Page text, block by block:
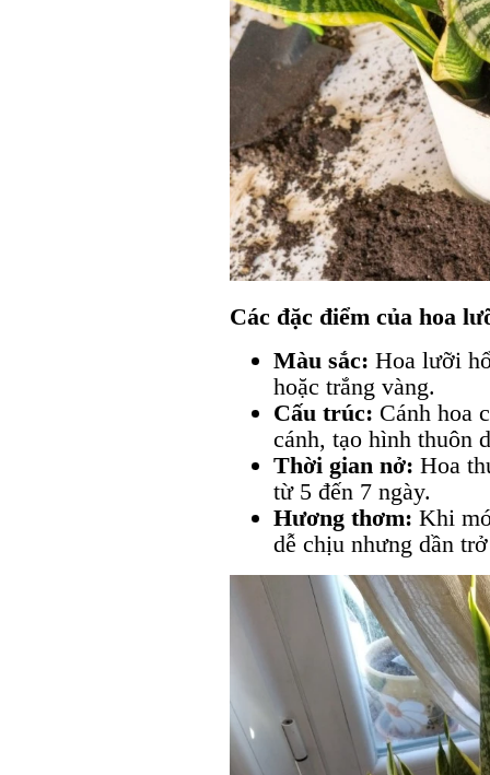
Các đặc điểm của hoa
Màu sắc: Hoa lưỡi
hoặc trắng vàng.
Cấu trúc: Cánh hoa
cánh, tạo hình thuôn
Thời gian nở: Hoa
từ 5 đến 7 ngày.
Hương thơm: Khi
dễ chịu nhưng dần